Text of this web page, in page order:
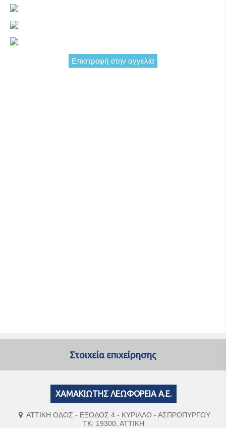
Επιστροφή στην αγγελία
Στοιχεία επιχείρησης
ΧΑΜΑΚΙΩΤΗΣ ΛΕΩΦΟΡΕΙΑ Α.Ε.
ΑΤΤΙΚΗ ΟΔΟΣ - ΕΞΟΔΟΣ 4 - ΚΥΡΙΛΛΟ - ΑΣΠΡΟΠΥΡΓΟΥ
ΤΚ: 19300, ΑΤΤΙΚΗ